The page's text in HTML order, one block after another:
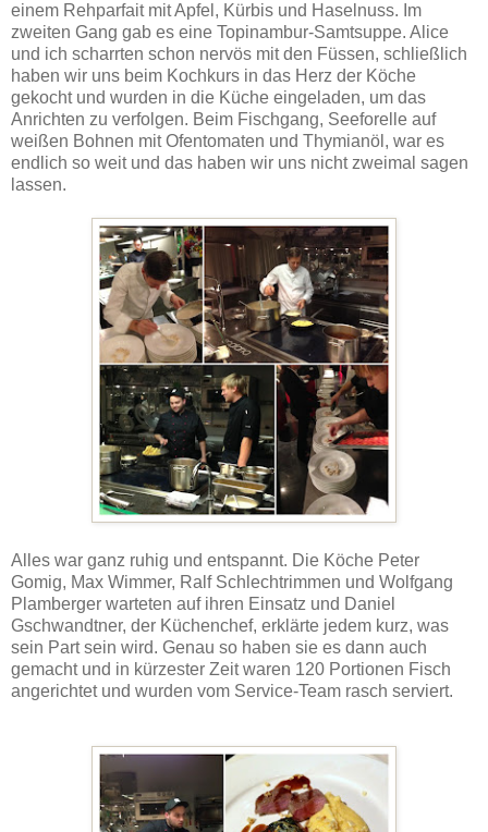
einem Rehparfait mit Apfel, Kürbis und Haselnuss. Im
zweiten Gang gab es eine Topinambur-Samtsuppe. Alice
und ich scharrten schon nervös mit den Füssen, schließlich
haben wir uns beim Kochkurs in das Herz der Köche
gekocht und wurden in die Küche eingeladen, um das
Anrichten zu verfolgen. Beim Fischgang, Seeforelle auf
weißen Bohnen mit Ofentomaten und Thymianöl, war es
endlich so weit und das haben wir uns nicht zweimal sagen
lassen.
Alles war ganz ruhig und entspannt. Die Köche Peter
Gomig, Max Wimmer, Ralf Schlechtrimmen und Wolfgang
Plamberger warteten auf ihren Einsatz und Daniel
Gschwandtner, der Küchenchef, erklärte jedem kurz, was
sein Part sein wird. Genau so haben sie es dann auch
gemacht und in kürzester Zeit waren 120 Portionen Fisch
angerichtet und wurden vom Service-Team rasch serviert.